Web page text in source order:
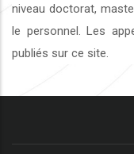
niveau doctorat,
le personnel. Les
publiés sur ce site.